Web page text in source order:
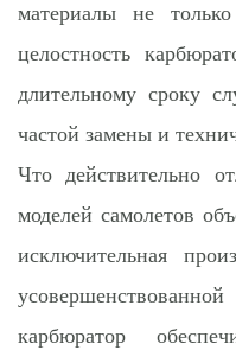
материалы не
целостность
длительному сроку
частой замены и
Что действительно
моделей самолетов
исключительная
карбюратор